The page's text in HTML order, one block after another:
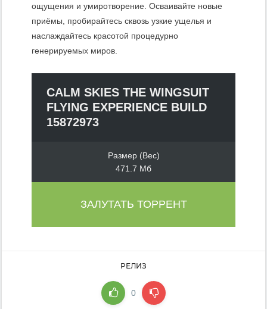
ощущения и умиротворение. Осваивайте новые
приёмы, пробирайтесь сквозь узкие ущелья и
наслаждайтесь красотой процедурно
генерируемых миров.
CALM SKIES THE WINGSUIT
FLYING EXPERIENCE BUILD
15872973
Размер (Вес)
471.7 Мб
ЗАЛУТАТЬ ТОРРЕНТ
РЕЛИЗ
0